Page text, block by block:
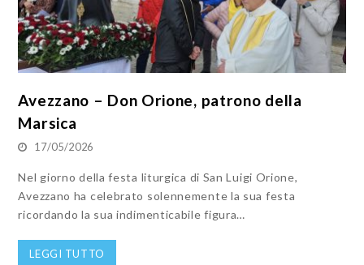
Avezzano – Don Orione, patrono della
Marsica
17/05/2026
Nel giorno della festa liturgica di San Luigi Orione,
Avezzano ha celebrato solennemente la sua festa
ricordando la sua indimenticabile figura…
LEGGI TUTTO